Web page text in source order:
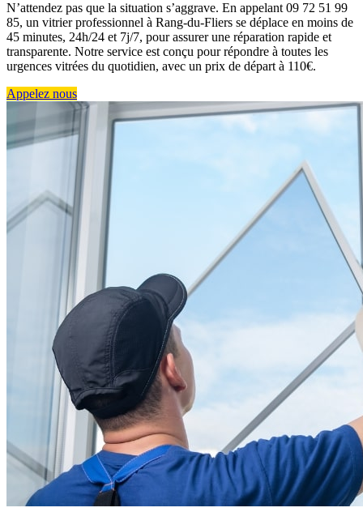
N’attendez pas que la situation s’aggrave. En appelant 09 72 51 99
85, un vitrier professionnel à Rang-du-Fliers se déplace en moins de
45 minutes, 24h/24 et 7j/7, pour assurer une réparation rapide et
transparente. Notre service est conçu pour répondre à toutes les
urgences vitrées du quotidien, avec un prix de départ à 110€.
Appelez nous